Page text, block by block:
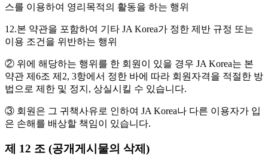
스를 이용하여 영리목적의 활동을 하는 행위
12.본 약관을 포함하여 기타 JA Korea가 정한 제반 규정 또는
이용 조건을 위반하는 행위
② 위에 해당하는 행위를 한 회원이 있을 경우 JA Korea는 본
약관 제6조 제2, 3항에서 정한 바에 따라 회원자격을 적절한 방
법으로 제한 및 정지, 상실시킬 수 있습니다.
③ 회원은 그 귀책사유로 인하여 JA Korea나 다른 이용자가 입
은 손해를 배상할 책임이 있습니다.
제 12 조 (공개게시물의 삭제)